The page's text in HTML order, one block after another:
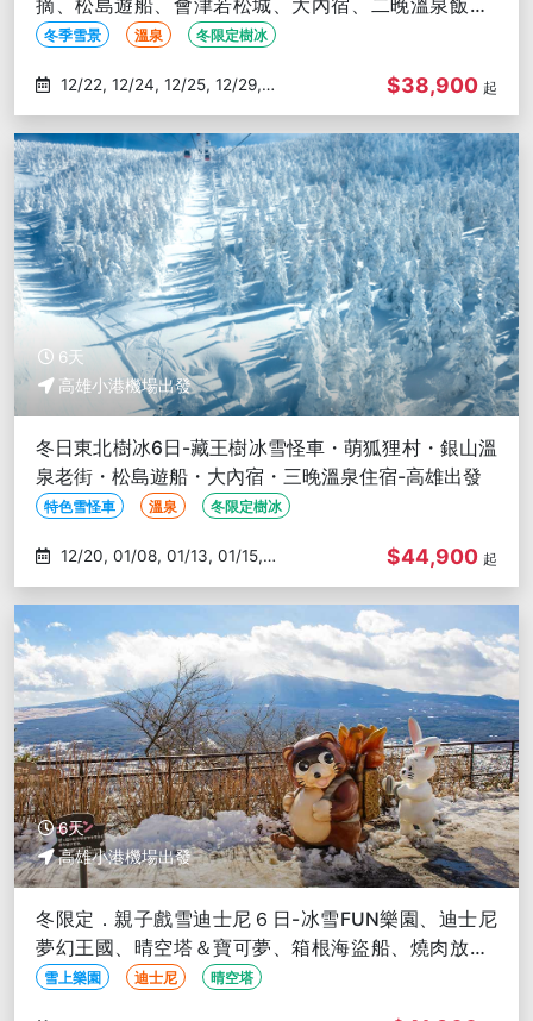
摘、松島遊船、會津若松城、大內宿、二晚溫泉飯店-
高雄出發
冬季雪景 溫泉 冬限定樹冰
12/30
$38,900 起
6天
高雄小港機場出發
冬日東北樹冰6日-藏王樹冰雪怪車・萌狐狸村・銀山溫
泉老街・松島遊船・大內宿・三晚溫泉住宿-高雄出發
特色雪怪車 溫泉 冬限定樹冰
01/27
$44,900 起
6天
高雄小港機場出發
冬限定．親子戲雪迪士尼６日-冰雪FUN樂園、迪士尼
夢幻王國、晴空塔＆寶可夢、箱根海盜船、燒肉放題-
高雄出發
雪上樂園 迪士尼 晴空塔